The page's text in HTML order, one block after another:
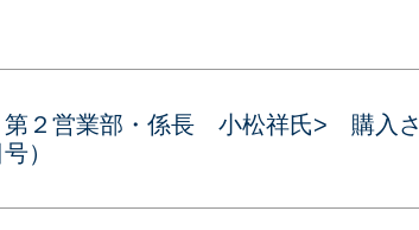
２営業部・係長 小松祥氏> 購入さ
）